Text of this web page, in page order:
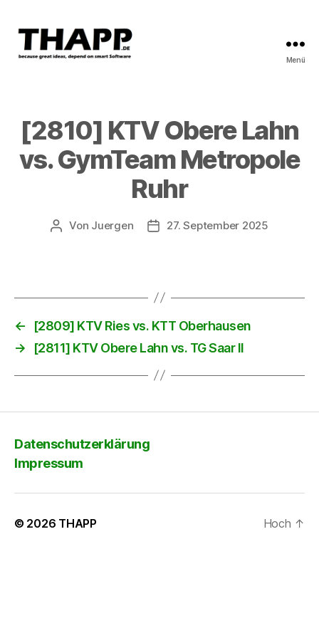
Menü
[2810] KTV Obere Lahn
vs. GymTeam Metropole
Ruhr
Beitragsautor
Von Juergen Beitragsdatum
27. September 2025
←
[2809] KTV Ries vs. KTT Oberhausen
→
[2811] KTV Obere Lahn vs. TG Saar II
Datenschutzerklärung
Impressum
© 2026 THAPP Hoch ↑